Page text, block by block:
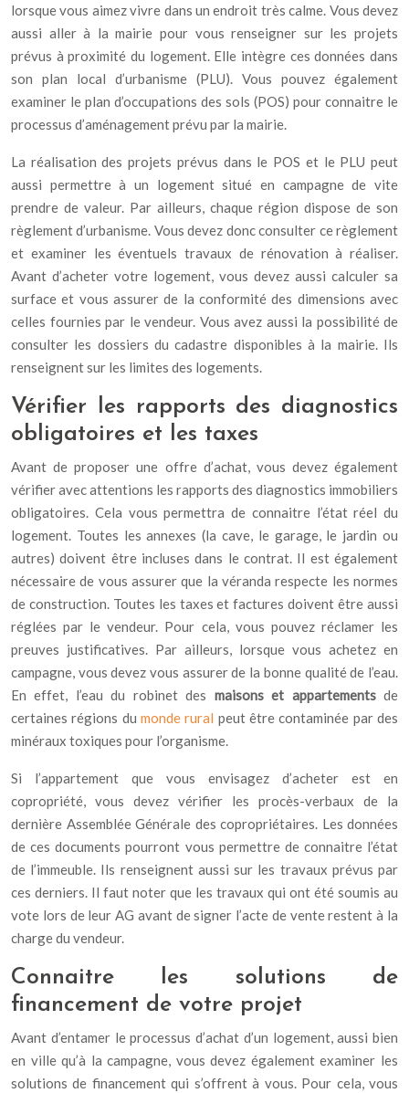
lorsque vous aimez vivre dans un endroit très calme. Vous devez
aussi aller à la mairie pour vous renseigner sur les projets
prévus à proximité du logement. Elle intègre ces données dans
son plan local d’urbanisme (PLU). Vous pouvez également
examiner le plan d’occupations des sols (POS) pour connaitre le
processus d’aménagement prévu par la mairie.
La réalisation des projets prévus dans le POS et le PLU peut
aussi permettre à un logement situé en campagne de vite
prendre de valeur. Par ailleurs, chaque région dispose de son
règlement d’urbanisme. Vous devez donc consulter ce règlement
et examiner les éventuels travaux de rénovation à réaliser.
Avant d’acheter votre logement, vous devez aussi calculer sa
surface et vous assurer de la conformité des dimensions avec
celles fournies par le vendeur. Vous avez aussi la possibilité de
consulter les dossiers du cadastre disponibles à la mairie. Ils
renseignent sur les limites des logements.
Vérifier les rapports des diagnostics
obligatoires et les taxes
Avant de proposer une offre d’achat, vous devez également
vérifier avec attentions les rapports des diagnostics immobiliers
obligatoires. Cela vous permettra de connaitre l’état réel du
logement. Toutes les annexes (la cave, le garage, le jardin ou
autres) doivent être incluses dans le contrat. Il est également
nécessaire de vous assurer que la véranda respecte les normes
de construction. Toutes les taxes et factures doivent être aussi
réglées par le vendeur. Pour cela, vous pouvez réclamer les
preuves justificatives. Par ailleurs, lorsque vous achetez en
campagne, vous devez vous assurer de la bonne qualité de l’eau.
En effet, l’eau du robinet des maisons et appartementsde
certaines régions du monde rural peut être contaminée par des
minéraux toxiques pour l’organisme.
Si l’appartement que vous envisagez d’acheter est en
copropriété, vous devez vérifier les procès-verbaux de la
dernière Assemblée Générale des copropriétaires. Les données
de ces documents pourront vous permettre de connaitre l’état
de l’immeuble. Ils renseignent aussi sur les travaux prévus par
ces derniers. Il faut noter que les travaux qui ont été soumis au
vote lors de leur AG avant de signer l’acte de vente restent à la
charge du vendeur.
Connaitre les solutions de
financement de votre projet
Avant d’entamer le processus d’achat d’un logement, aussi bien
en ville qu’à la campagne, vous devez également examiner les
solutions de financement qui s’offrent à vous. Pour cela, vous